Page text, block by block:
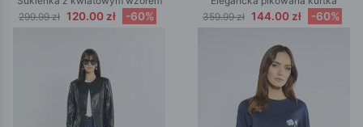
299.99 zł 120.00 zł -60%
359.99 zł 144.00 zł -60%